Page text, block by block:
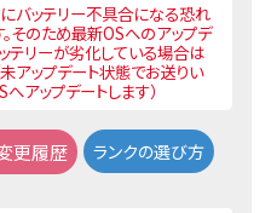
バッテリー不具合になる恐れ
そのため最新OSへのアップデ
テリーが劣化している場合は
アップデート状態でお送りい
アップデートします）
更履歴 ランクの選び方